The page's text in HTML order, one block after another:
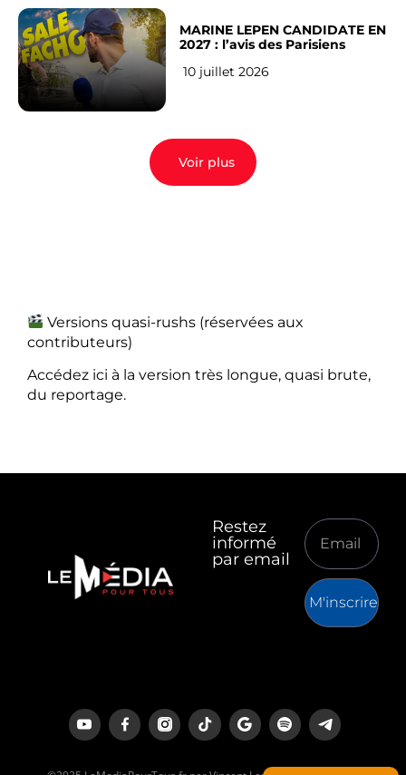
MARINE LEPEN CANDIDATE EN
2027 : l’avis des Parisiens
10 juillet 2026
Voir plus
Versions quasi-rushs (réservées aux
contributeurs)
Accédez ici à la version très longue, quasi brute,
du reportage.
Restez
informé
par email
M'inscrire